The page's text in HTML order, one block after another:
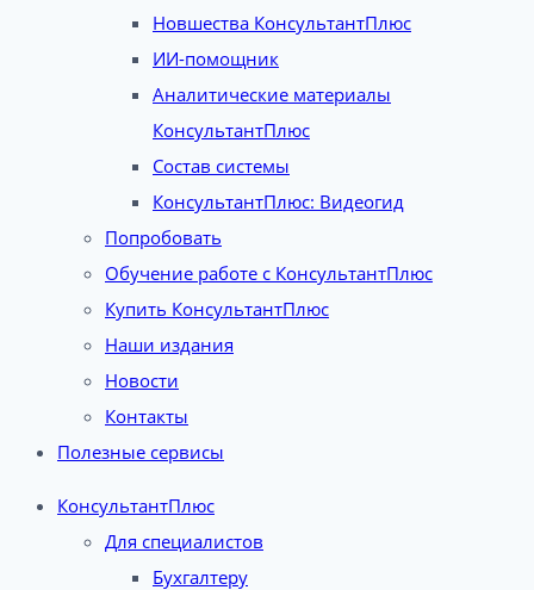
Новшества КонсультантПлюс
ИИ-помощник
Аналитические материалы
КонсультантПлюс
Состав системы
КонсультантПлюс: Видеогид
Попробовать
Обучение работе с КонсультантПлюс
Купить КонсультантПлюс
Наши издания
Новости
Контакты
Полезные сервисы
КонсультантПлюс
Для специалистов
Бухгалтеру